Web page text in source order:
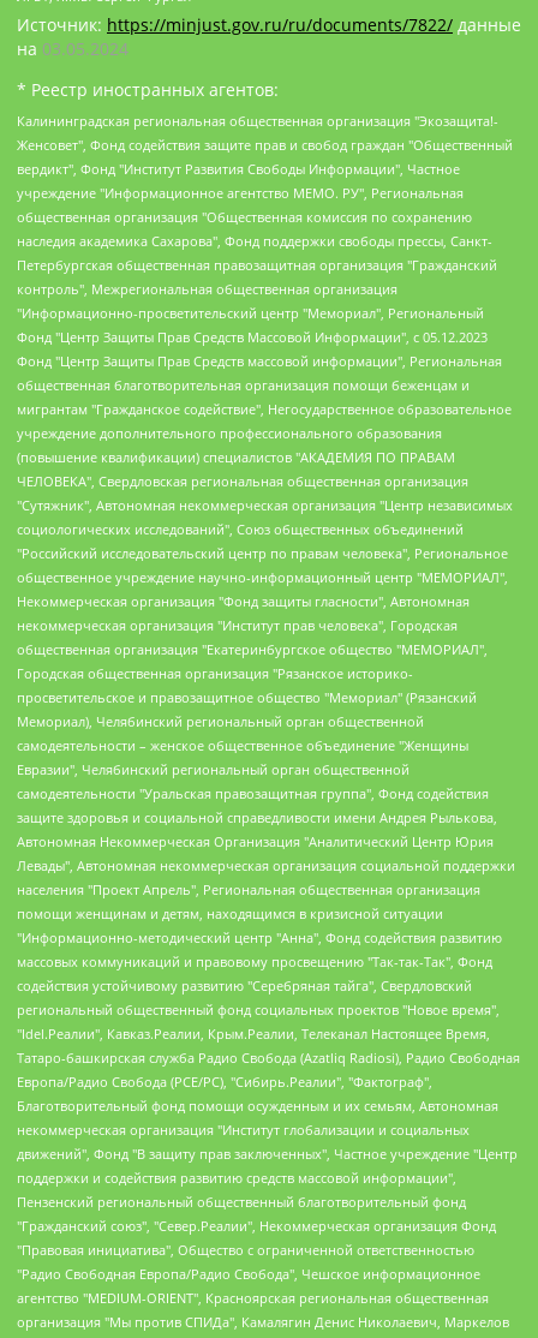
Источник: https://minjust.gov.ru/ru/documents/7822/ данные
на 03.05.2024
* Реестр иностранных агентов:
Калининградская региональная общественная организация "Экозащита!-Женсовет", Фонд содействия защите прав и свобод граждан "Общественный вердикт", Фонд "Институт Развития Свободы Информации", Частное учреждение "Информационное агентство МЕМО. РУ", Региональная общественная организация "Общественная комиссия по сохранению наследия академика Сахарова", Фонд поддержки свободы прессы, Санкт-Петербургская общественная правозащитная организация "Гражданский контроль", Межрегиональная общественная организация "Информационно-просветительский центр "Мемориал", Региональный Фонд "Центр Защиты Прав Средств Массовой Информации", с 05.12.2023 Фонд "Центр Защиты Прав Средств массовой информации", Региональная общественная благотворительная организация помощи беженцам и мигрантам "Гражданское содействие", Негосударственное образовательное учреждение дополнительного профессионального образования (повышение квалификации) специалистов "АКАДЕМИЯ ПО ПРАВАМ ЧЕЛОВЕКА", Свердловская региональная общественная организация "Сутяжник", Автономная некоммерческая организация "Центр независимых социологических исследований", Союз общественных объединений "Российский исследовательский центр по правам человека", Региональное общественное учреждение научно-информационный центр "МЕМОРИАЛ", Некоммерческая организация "Фонд защиты гласности", Автономная некоммерческая организация "Институт прав человека", Городская общественная организация "Екатеринбургское общество "МЕМОРИАЛ", Городская общественная организация "Рязанское историко-просветительское и правозащитное общество "Мемориал" (Рязанский Мемориал), Челябинский региональный орган общественной самодеятельности – женское общественное объединение "Женщины Евразии", Челябинский региональный орган общественной самодеятельности "Уральская правозащитная группа", Фонд содействия защите здоровья и социальной справедливости имени Андрея Рылькова, Автономная Некоммерческая Организация "Аналитический Центр Юрия Левады", Автономная некоммерческая организация социальной поддержки населения "Проект Апрель", Региональная общественная организация помощи женщинам и детям, находящимся в кризисной ситуации "Информационно-методический центр "Анна", Фонд содействия развитию массовых коммуникаций и правовому просвещению "Так-так-Так", Фонд содействия устойчивому развитию "Серебряная тайга", Свердловский региональный общественный фонд социальных проектов "Новое время", "Idel.Реалии", Кавказ.Реалии, Крым.Реалии, Телеканал Настоящее Время, Татаро-башкирская служба Радио Свобода (Azatliq Radiosi), Радио Свободная Европа/Радио Свобода (PCE/PC), "Сибирь.Реалии", "Фактограф", Благотворительный фонд помощи осужденным и их семьям, Автономная некоммерческая организация "Институт глобализации и социальных движений", Фонд "В защиту прав заключенных", Частное учреждение "Центр поддержки и содействия развитию средств массовой информации", Пензенский региональный общественный благотворительный фонд "Гражданский союз", "Север.Реалии", Некоммерческая организация Фонд "Правовая инициатива", Общество с ограниченной ответственностью "Радио Свободная Европа/Радио Свобода", Чешское информационное агентство "MEDIUM-ORIENT", Красноярская региональная общественная организация "Мы против СПИДа", Камалягин Денис Николаевич, Маркелов Сергей Евгеньевич, Пономарев Лев Александрович, Савицкая Людмила Алексеевна, Автономная некоммерческая организация "Центр по работе с проблемой насилия "НАСИЛИЮ.НЕТ", Межрегиональный профессиональный союз работников здравоохранения "Альянс врачей", Юридическое лицо, зарегистрированное в Латвийской Республике, SIA "Medusa Project" (регистрационный номер 40103797863, дата регистрации 10.06.2014), Некоммерческая организация "Фонд по борьбе с коррупцией", Автономная некоммерческая организация "Институт права и публичной политики", Баданин Роман Сергеевич, Гликин Максим Александрович, Железнова Мария Михайловна, Лукьянова Юлия Сергеевна, Маетная Елизавета Витальевна, Маняхин Петр Борисович, Чуракова Ольга Владимировна, Ярош Юлия Петровна, Юридическое лицо "The Insider SIA", зарегистрированное в Риге, Латвийская Республика (дата регистрации 26.06.2015), являющееся администратором доменного имени интернет-издания "The Insider SIA", https://theins.ru, Постернак Алексей Евгеньевич, Рубин Михаил Аркадьевич, Анин Роман Александрович, Юридическое лицо Istories fonds, зарегистрированное в Латвийской Республике (регистрационный номер 50008295751, дата регистрации 24.02.2020), Великовский Дмитрий Александрович, Долинина Ирина Николаевна, Мароховская Алеся Алексеевна, Шлейнов Роман Юрьевич, Шмагун Олеся Валентиновна, Общество с ограниченной ответственностью "Альтаир 2021", Общество с ограниченной ответственностью "Вега 2021", Общество с ограниченной ответственностью "Главный редактор 2021", Общество с ограниченной ответственностью "Ромашки монолит", Важенков Артем Валерьевич, Ивановская областная общественная организация "Центр гендерных исследований", Гурман Юрий Альбертович, Медиапроект "ОВД-Инфо", Егоров Владимир Владимирович, Жилинский Владимир Александрович, Общество с ограниченной ответственностью "ЗП", Иванова София Юрьевна, Карезина Инна Павловна, Кильтау Екатерина Викторовна, Петров Алексей Викторович, Пискунов Сергей Евгеньевич, Смирнов Сергей Сергеевич, Тихонов Михаил Сергеевич, Общество с ограниченной ответственностью "ЖУРНАЛИСТ-ИНОСТРАННЫЙ АГЕНТ", Арапова Галина Юрьевна, Вольтская Татьяна Анатольевна, Американская компания "Mason G.E.S. Anonymous Foundation" (США), являющаяся владельцем интернет-издания https://mnews.world/, Компания "Stichting Bellingcat", зарегистрированная в Нидерландах (дата регистрации 11.07.2018), Захаров Андрей Вячеславович, Клепиковская Екатерина Дмитриевна, Общество с ограниченной ответственностью "МЕМО", Перл Роман Александрович, Симонов Евгений Алексеевич, Соловьева Елена Анатольевна, Сотников Даниил Владимирович, Сурначева Елизавета Дмитриевна, Автономная некоммерческая организация по защите прав человека и информированию населения "Якутия – Наше Мнение", Общество с ограниченной ответственностью "Москоу диджитал медиа", с 26.01.2023 Общество с ограниченной ответственностью "Чайка Белые сады", Ветошкина Валерия Валерьевна, Заговора Максим Александрович, Межрегиональное общественное движение "Российская ЛГБТ - сеть", Оленичев Максим Владимирович, Павлов Иван Юрьевич, Скворцова Елена Сергеевна, Общество с ограниченной ответственностью "Как бы инагент", Кочетков Игорь Викторович, Общество с ограниченной ответственностью "Честные выборы", Еланчик Олег Александрович, Общество с ограниченной ответственностью "Нобелевский призыв", Гималова Регина Эмилевна, Григорьев Андрей Валерьевич, Григорьева Алина Александровна, Ассоциация по содействию защите прав призывников, альтернативнослужащих и военнослужащих "Правозащитная группа "Гражданин.Армия.Право", Хисамова Регина Фаритовна, Автономная некоммерческая организация по реализации социально-правовых программ "Лилит", Дальневосточное общественное движение "Маяк", Санкт-Петербургская ЛГБТ-инициативная группа "Выход", Инициативная группа ЛГБТ+ "Реверс", Алексеев Андрей Викторович, Бекбулатова Таисия Львовна, Беляев Иван Михайлович, Владыкина Елена Сергеевна, Гельман Марат Александрович, Никульшина Вероника Юрьевна, Толоконникова Надежда Андреевна, Шендерович Виктор Анатольевич, Общество с ограниченной ответственностью "Данное сообщение", Общество с ограниченной ответственностью Издательский дом "Новая глава", Айнбиндер Александра Александровна, Московский комьюнити-центр для ЛГБТ+инициатив, Благотворительный фонд развития филантропии, Deutsche Welle (Германия, Kurt-Schumacher-Strasse 3, 53113 Bonn), Борзунова Мария Михайловна, Воробьев Виктор Викторович, Голубева Анна Львовна, Константинова Алла Михайловна, Малкова Ирина Владимировна, Мурадов Мурад Абдулгалимович, Осетинская Елизавета Николаевна, Понасенков Евгений Николаевич, Ганапольский Матвей Юрьевич, Киселев Евгений Алексеевич, Борухович Ирина Григорьевна, Дремин Иван Тимофеевич, Дубровский Дмитрий Викторович, Красноярская региональная общественная организация поддержки и развития альтернативных образовательных технологий и межкультурных коммуникаций "ИНТЕРРА", Маяковская Екатерина Алексеевна, Фейгин Марк Захарович, Филимонов Андрей Викторович, Дзугкоева Регина Николаевна, Доброхотов Роман Александрович, Дудь Юрий Александрович, Елкин Сергей Владимирович, Кругликов Кирилл Игоревич, Сабунаева Мария Леонидовна, Семенов Алексей Владимирович, Шаинян Карен Багратович, Шульман Екатерина Михайловна, Асафьев Артур Валерьевич, Вахштайн Виктор Семенович, Венедиктов Алексей Алексеевич, Лушникова Екатерина Евгеньевна, Волков Леонид Михайлович, Невзоров Александр Глебович, Пархоменко Сергей Борисович, Сироткин Ярослав Николаевич, Кара-Мурза Владимир Владимирович, Баранова Наталья Владимировна, Гозман Леонид Яковлевич, Кагарлицкий Борис Юльевич, Климарев Михаил Валерьевич, Милов Владимир Станиславович, Автономная некоммерческая организация Краснодарский центр современного искусства "Типография", Моргенштерн Алишер Тагирович, Соболь Любовь Эдуардовна, Общество с ограниченной ответственностью "ЛИЗА НОРМ", Каспаров Гарри Кимович, Ходорковский Михаил Борисович, Общество с ограниченной ответственностью "Апрельские тезисы", Данилович Ирина Брониславовна, Кашин Олег Владимирович, Петров Николай Владимирович, Пивоваров Алексей Владимирович, Соколов Михаил Владимирович, Цветкова Юлия Владимировна, Чичваркин Евгений Александрович, Комитет против пыток/Команда против пыток, Общество с ограниченной ответственностью "Первый научный", Общество с ограниченной ответственностью "Вертолет и ко", Белоцерковская Вероника Борисовна, Кац Максим Евгеньевич, Лазарева Татьяна Юрьевна, Шаведдинов Руслан Табризович, Яшин Илья Валерьевич, Общество с ограниченной ответственностью "Иноагент ААВ", Алешковский Дмитрий Петрович, Альбац Евгения Марковна, Быков Дмитрий Львович, Галямина Юлия Евгеньевна, Лойко Сергей Леонидович, Мартынов Кирилл Константинович, Медведев Сергей Александрович, Крашенинников Федор Геннадиевич, Гордеева Катерина Вл